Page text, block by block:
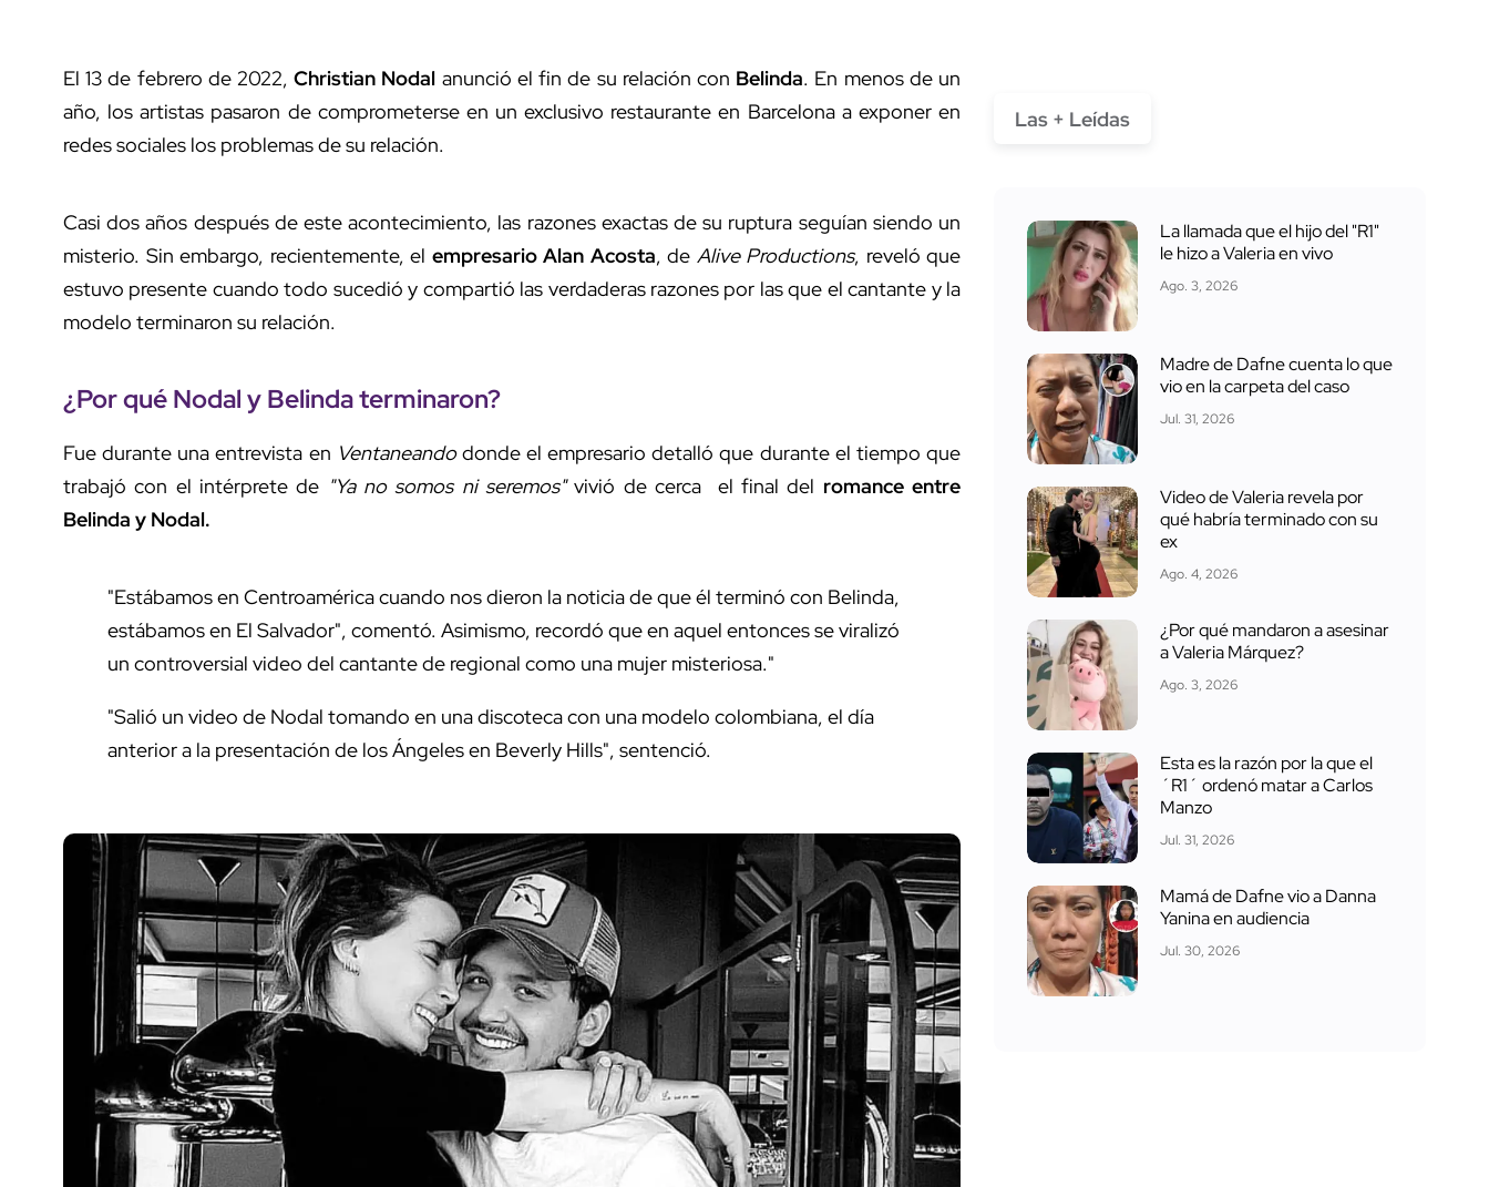
El 13 de febrero de 2022,Christian Nodal anunció el fin de su relación con Belinda. En menos de un
año, los artistas pasaron de comprometerse en un exclusivo restaurante en Barcelona a exponer en
redes sociales los problemas de su relación.
Casi dos años después de este acontecimiento, las razones exactas de su ruptura seguían siendo un
misterio. Sin embargo, recientemente, el empresario Alan Acosta, de Alive Productions, reveló que
estuvo presente cuando todo sucedió y compartió las verdaderas razones por las que el cantante y la
modelo terminaron su relación.
¿Por qué Nodal y Belinda terminaron?
Fue durante una entrevista en Ventaneandodonde el empresario detalló que durante el tiempo que
trabajó con el intérprete de "Ya no somos ni seremos"vivió de cerca el final del romance entre
Belinda y Nodal.
"Estábamos en Centroamérica cuando nos dieron la noticia de que él terminó con Belinda,
estábamos en El Salvador", comentó. Asimismo, recordó que en aquel entonces se viralizó
un controversial video del cantante de regional como una mujer misteriosa."
"Salió un video de Nodal tomando en una discoteca con una modelo colombiana, el día
anterior a la presentación de los Ángeles en Beverly Hills", sentenció.
Las + Leídas
La llamada que el hijo del "R1"
le hizo a Valeria en vivo
Ago. 3, 2026
Madre de Dafne cuenta lo que
vio en la carpeta del caso
Jul. 31, 2026
Video de Valeria revela por
qué habría terminado con su
ex
Ago. 4, 2026
¿Por qué mandaron a asesinar
a Valeria Márquez?
Ago. 3, 2026
Esta es la razón por la que el
´R1´ ordenó matar a Carlos
Manzo
Jul. 31, 2026
Mamá de Dafne vio a Danna
Yanina en audiencia
Jul. 30, 2026